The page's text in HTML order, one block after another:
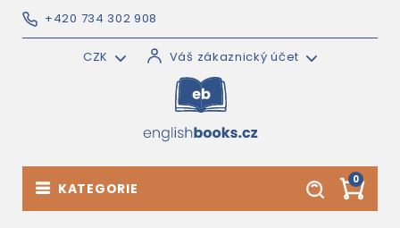
+420 734 302 908
CZK Váš zákaznický účet
0
KATEGORIE